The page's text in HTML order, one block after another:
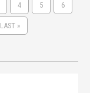
4 5 6
LAST »